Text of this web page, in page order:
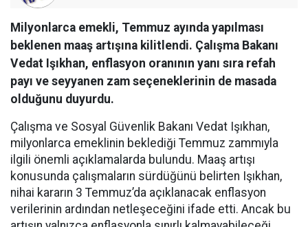
Milyonlarca emekli, Temmuz ayında yapılması
beklenen maaş artışına kilitlendi. Çalışma Bakanı
Vedat Işıkhan, enflasyon oranının yanı sıra refah
payı ve seyyanen zam seçeneklerinin de masada
olduğunu duyurdu.
Çalışma ve Sosyal Güvenlik Bakanı Vedat Işıkhan,
milyonlarca emeklinin beklediği Temmuz zammıyla
ilgili önemli açıklamalarda bulundu. Maaş artışı
konusunda çalışmaların sürdüğünü belirten Işıkhan,
nihai kararın 3 Temmuz’da açıklanacak enflasyon
verilerinin ardından netleşeceğini ifade etti. Ancak bu